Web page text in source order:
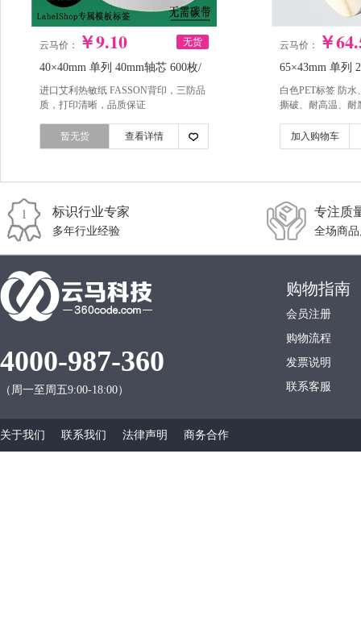
无货
云马价： ￥9.10
40×40mm 单列 40mm轴芯 600枚/
进口艾利热敏纸 FASSON背印，三防品
质，打印清晰，品质保证
暂无货 查看详情
云马价： ￥
65×43mm 单列
白色PET标签 防
撕破、耐高温、耐
加入购物车
标识行业专家
多年行业经验
专注质
全场商
4000-987-360
（周一至周五9:00-18:00）
购物指南
会员注册
购物流程
发票说明
联系客服
关于我们 联系我们 法律声明 商务合作